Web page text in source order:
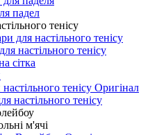
падел
тенісу
для настільного тенісу
настільного тенісу
сітка
тенісу Оригінал
настільного тенісу
м'ячі